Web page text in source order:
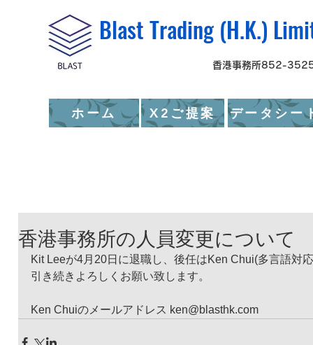
Blast Trading (H.K.)
香港事務所852-
ホーム X2ご提案 データシー
香港事務所の人員変更について
Kit Leeが4月20日に退職し、後任はKen Chui(多言語対
引き続きよろしくお願い致します。
Ken Chuiのメールアドレス ken@blasthk.com